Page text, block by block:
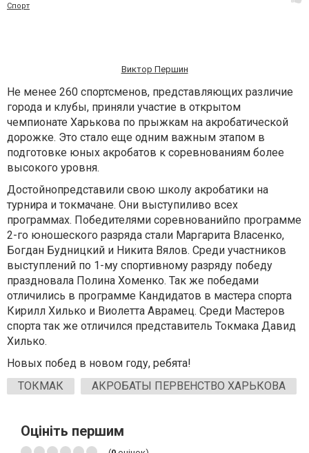
Спорт
Виктор Першин
Не менее 260 спортсменов, представляющих различие
города и клубы, приняли участие в открытом
чемпионате Харькова по прыжкам на акробатической
дорожке. Это стало еще одним важным этапом в
подготовке юных акробатов к соревнованиям более
высокого уровня.
Достойнопредставили свою школу акробатики на
турнира и токмачане. Они выступиливо всех
программах. Победителями соревнованийпо программе
2-го юношеского разряда стали Маргарита Власенко,
Богдан Будницкий и Никита Вялов. Среди участников
выступлений по 1-му спортивному разряду победу
праздновала Полина Хоменко. Так же победами
отличились в программе Кандидатов в мастера спорта
Кирилл Хилько и Виолетта Аврамец. Среди Мастеров
спорта так же отличился представитель Токмака Давид
Хилько.
Новых побед в новом году, ребята!
ТОКМАК
АКРОБАТЫ ПЕРВЕНСТВО ХАРЬКОВА
Оцініть першим